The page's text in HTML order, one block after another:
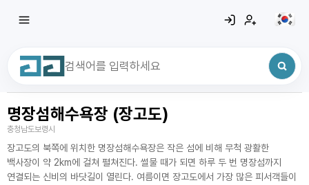
최근 검색어
명장섬해수욕장 (장고도)
충청남도보령시
장고도의 북쪽에 위치한 명장섬해수욕장은 작은 섬에 비해 무척 광활한
백사장이 약 2km에 걸쳐 펼쳐진다. 썰물 때가 되면 하루 두 번 명장섬까지
연결되는 신비의 바닷길이 열린다. 여름이면 장고도에서 가장 많은 피서객들이